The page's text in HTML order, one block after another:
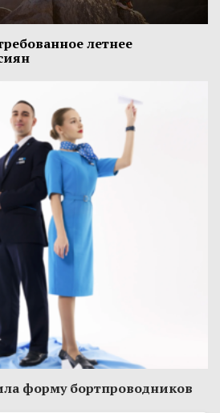
летнее
форму бортпроводников